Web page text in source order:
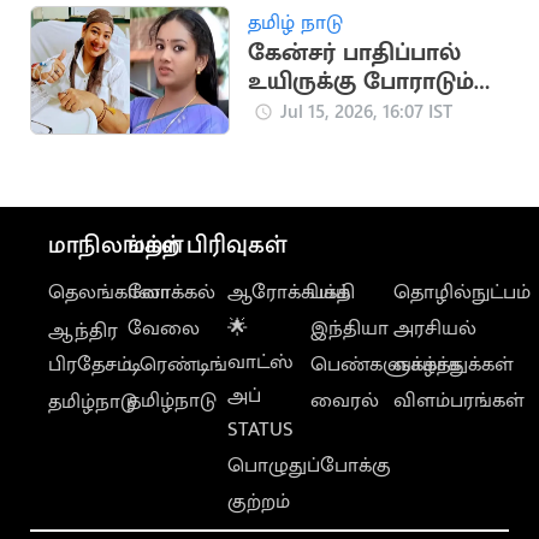
தமிழ் நாடு
கேன்சர் பாதிப்பால்
உயிருக்கு போராடும்
பிரபல நடிகை உமா
Jul 15, 2026, 16:07 IST
மாநிலங்கள்
தெலங்கானா
ஆந்திர
பிரதேசம்
தமிழ்நாடு
மற்ற பிரிவுகள்
லோக்கல்
வேலை
டிரெண்டிங்
தமிழ்நாடு
ஆரோக்கியம்
🌟
வாட்ஸ்
அப்
STATUS
பொழுதுப்போக்கு
குற்றம்
பக்தி
இந்தியா
பெண்களுக்காக
வைரல்
தொழில்நுட்பம்
அரசியல்
வாழ்த்துக்கள்
விளம்பரங்கள்